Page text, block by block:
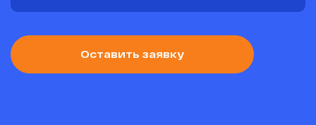
Оставить заявку